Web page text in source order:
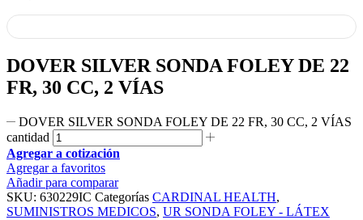
DOVER SILVER SONDA FOLEY DE 22
FR, 30 CC, 2 VÍAS
DOVER SILVER SONDA FOLEY DE 22 FR, 30 CC, 2 VÍAS
cantidad
Agregar a cotización
Agregar a favoritos
Añadir para comparar
SKU: 630229IC Categorías CARDINAL HEALTH,
SUMINISTROS MEDICOS, UR SONDA FOLEY - LÁTEX